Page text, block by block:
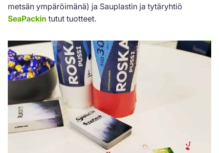
metsän ympäröimänä) ja Sauplastin ja tytäryhtiö
SeaPackin tutut tuotteet.